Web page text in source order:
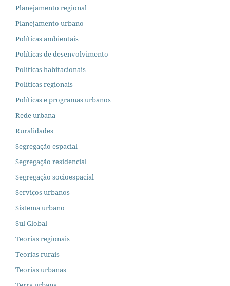
Planejamento regional
Planejamento urbano
Políticas ambientais
Políticas de desenvolvimento
Políticas habitacionais
Políticas regionais
Políticas e programas urbanos
Rede urbana
Ruralidades
Segregação espacial
Segregação residencial
Segregação socioespacial
Serviços urbanos
Sistema urbano
Sul Global
Teorias regionais
Teorias rurais
Teorias urbanas